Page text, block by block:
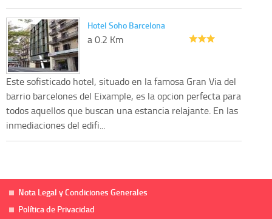
Hotel Soho Barcelona
a 0.2 Km
Este sofisticado hotel, situado en la famosa Gran Via del
barrio barcelones del Eixample, es la opcion perfecta para
todos aquellos que buscan una estancia relajante. En las
inmediaciones del edifi...
Nota Legal y Condiciones Generales
Política de Privacidad